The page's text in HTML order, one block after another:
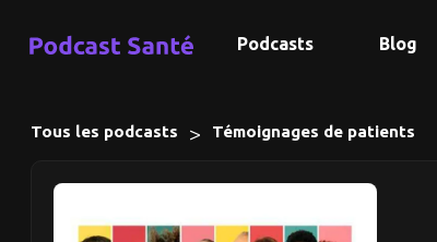
Podcasts Blog
Tous les podcasts > Témoignages de patients